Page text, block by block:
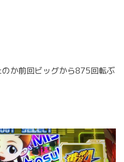
か前回ビッグから875回転ぶ